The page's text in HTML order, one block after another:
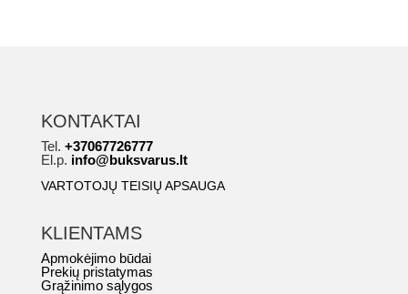
KONTAKTAI
Tel. +37067726777
El.p. info@buksvarus.lt
VARTOTOJŲ TEISIŲ APSAUGA
KLIENTAMS
Apmokėjimo būdai
Prekių pristatymas
Grąžinimo sąlygos